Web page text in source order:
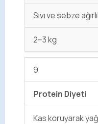
Sıvı ve sebze
2–3 kg
9
Protein Diyeti
Kas koruyarak yağ